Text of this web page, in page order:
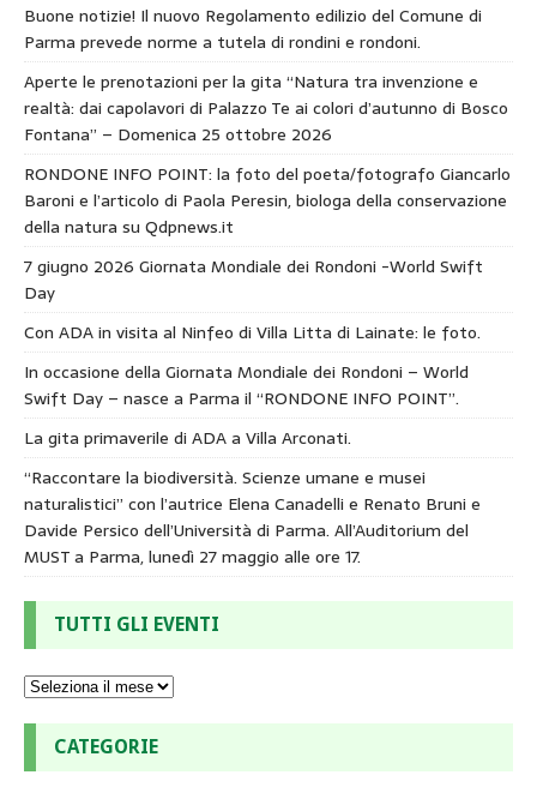
Buone notizie! Il nuovo Regolamento edilizio del Comune di
Parma prevede norme a tutela di rondini e rondoni.
Aperte le prenotazioni per la gita “Natura tra invenzione e
realtà: dai capolavori di Palazzo Te ai colori d’autunno di Bosco
Fontana” – Domenica 25 ottobre 2026
RONDONE INFO POINT: la foto del poeta/fotografo Giancarlo
Baroni e l’articolo di Paola Peresin, biologa della conservazione
della natura su Qdpnews.it
7 giugno 2026 Giornata Mondiale dei Rondoni -World Swift
Day
Con ADA in visita al Ninfeo di Villa Litta di Lainate: le foto.
In occasione della Giornata Mondiale dei Rondoni – World
Swift Day – nasce a Parma il “RONDONE INFO POINT”.
La gita primaverile di ADA a Villa Arconati.
“Raccontare la biodiversità. Scienze umane e musei
naturalistici” con l’autrice Elena Canadelli e Renato Bruni e
Davide Persico dell’Università di Parma. All’Auditorium del
MUST a Parma, lunedì 27 maggio alle ore 17.
TUTTI GLI EVENTI
CATEGORIE